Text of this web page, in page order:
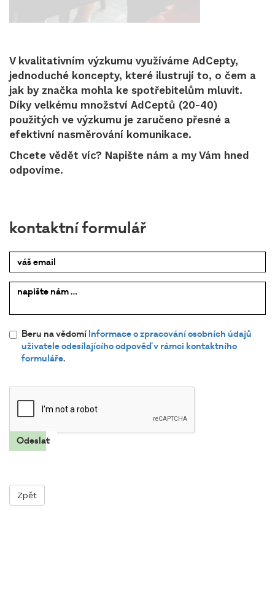
V kvalitativním výzkumu využíváme AdCepty,
jednoduché koncepty, které ilustrují to, o čem a
jak by značka mohla ke spotřebitelům mluvit.
Díky velkému množství AdCeptů (20-40)
použitých ve výzkumu je zaručeno přesné a
efektivní nasměrování komunikace.
Chcete vědět víc? Napište nám a my Vám hned
odpovíme.
kontaktní formulář
váš email
napište
nám …
Beru na vědomí Informace o zpracování osobních údajů
uživatele odesílajícího odpověď v rámci kontaktního
formuláře.
Zpět